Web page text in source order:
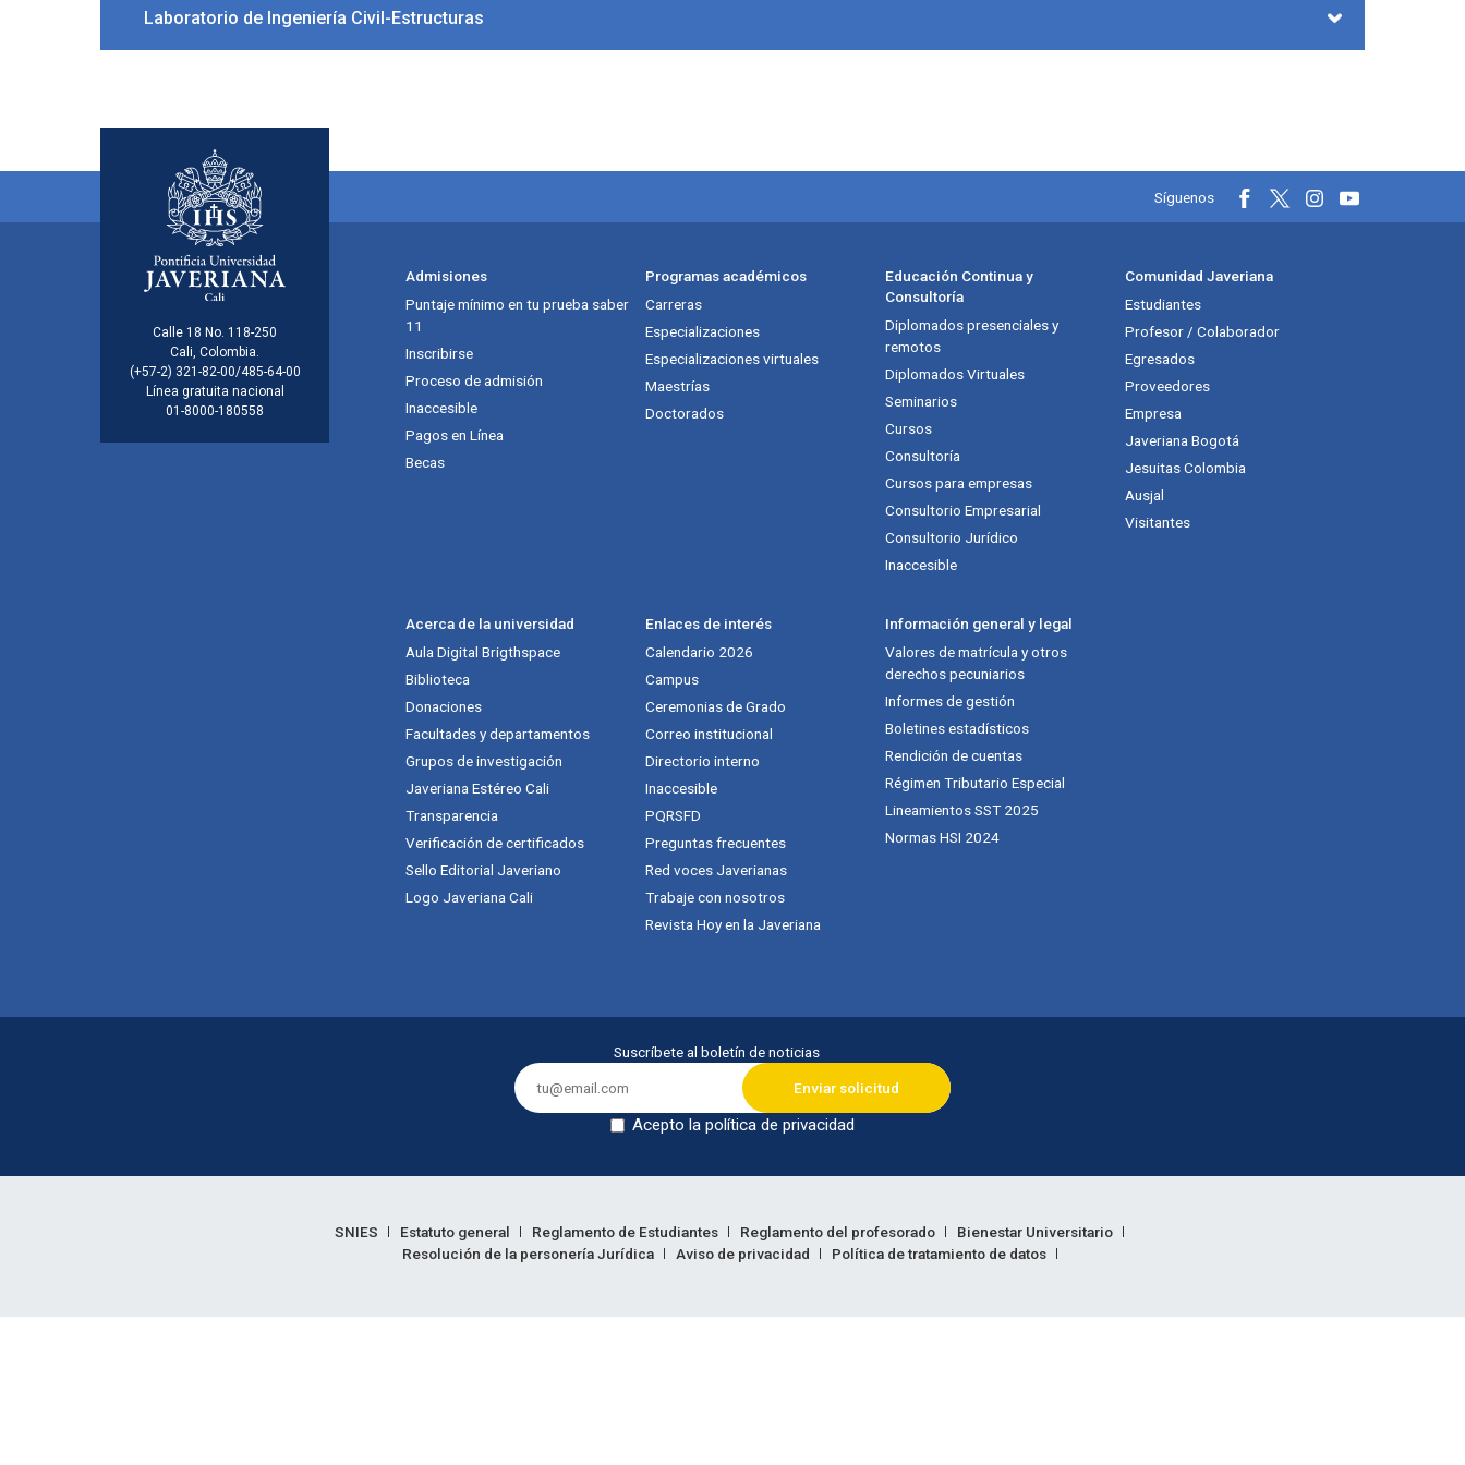
Laboratorio de Ingeniería Civil-Estructuras
Información de la institución
Calle 18 No. 118-250
Cali, Colombia.
(+57-2) 321-82-00/485-64-00
Línea gratuita nacional
01-8000-180558
Información y redes
Síguenos
Menú principal del footer
Admisiones
Puntaje mínimo en tu prueba saber
11
Inscribirse
Proceso de admisión
Inaccesible
Pagos en Línea
Becas
Programas académicos
Carreras
Especializaciones
Especializaciones virtuales
Maestrías
Doctorados
Educación Continua y
Consultoría
Diplomados presenciales y
remotos
Diplomados Virtuales
Seminarios
Cursos
Consultoría
Cursos para empresas
Consultorio Empresarial
Consultorio Jurídico
Inaccesible
Comunidad Javeriana
Estudiantes
Profesor / Colaborador
Egresados
Proveedores
Empresa
Javeriana Bogotá
Jesuitas Colombia
Ausjal
Visitantes
Acerca de la universidad
Aula Digital Brigthspace
Biblioteca
Donaciones
Facultades y departamentos
Grupos de investigación
Javeriana Estéreo Cali
Transparencia
Verificación de certificados
Sello Editorial Javeriano
Logo Javeriana Cali
Enlaces de interés
Calendario 2026
Campus
Ceremonias de Grado
Correo institucional
Directorio interno
Inaccesible
PQRSFD
Preguntas frecuentes
Red voces Javerianas
Trabaje con nosotros
Revista Hoy en la Javeriana
Información general y legal
Valores de matrícula y otros
derechos pecuniarios
Informes de gestión
Boletines estadísticos
Rendición de cuentas
Régimen Tributario Especial
Lineamientos SST 2025
Normas HSI 2024
Suscríbete al boletín de noticias
Acepto la política de privacidad
Enlaces legales
SNIES Estatuto general Reglamento de Estudiantes Reglamento del profesorado
Bienestar Universitario
Resolución de la personería Jurídica
Aviso de privacidad Política de tratamiento de datos